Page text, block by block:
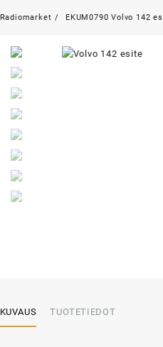
Radiomarket EKUM0790 Volvo 142
KUVAUS TUOTETIEDOT